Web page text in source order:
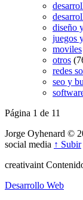
diseño
juegos
moviles
otros
redes
seo y
Página 1 de 11
Jorge Oyhenard ©
social media ↑ Subir
creativaint
Desarrollo Web